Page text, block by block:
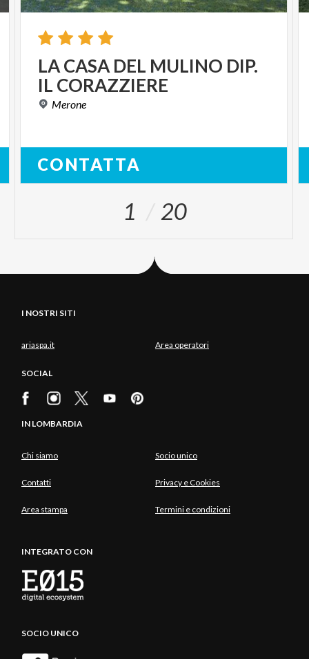
LACASA DEL MULINO DIP.
IL CORAZZIERE
Merone
CONTATTA
1 20
I NOSTRI SITI
ariaspa.it Area operatori
SOCIAL
IN LOMBARDIA
Chi siamo Socio unico
Contatti Privacy e Cookies
Area stampa Termini e condizioni
INTEGRATO CON
SOCIO UNICO